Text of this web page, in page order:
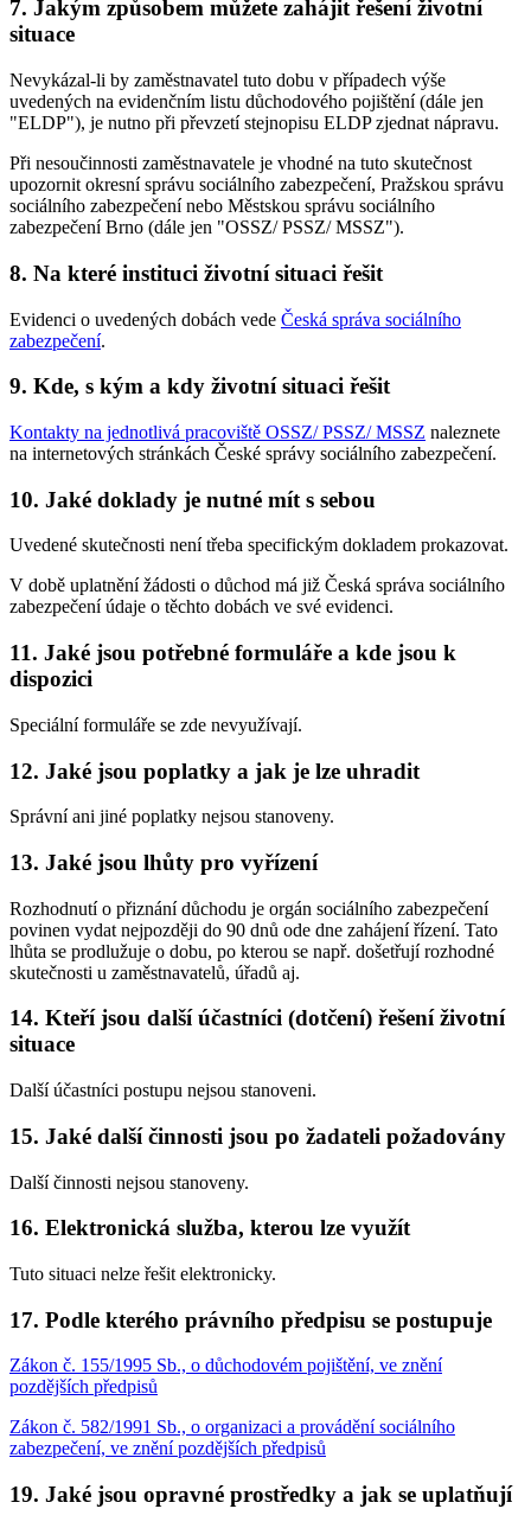
7. Jakým způsobem můžete zahájit řešení životní
situace
Nevykázal-li by zaměstnavatel tuto dobu v případech výše
uvedených na evidenčním listu důchodového pojištění (dále jen
"ELDP"), je nutno při převzetí stejnopisu ELDP zjednat nápravu.
Při nesoučinnosti zaměstnavatele je vhodné na tuto skutečnost
upozornit okresní správu sociálního zabezpečení, Pražskou správu
sociálního zabezpečení nebo Městskou správu sociálního
zabezpečení Brno (dále jen "OSSZ/ PSSZ/ MSSZ").
8. Na které instituci životní situaci řešit
Evidenci o uvedených dobách vede Česká správa sociálního
zabezpečení.
9. Kde, s kým a kdy životní situaci řešit
Kontakty na jednotlivá pracoviště OSSZ/ PSSZ/ MSSZ naleznete
na internetových stránkách České správy sociálního zabezpečení.
10. Jaké doklady je nutné mít s sebou
Uvedené skutečnosti není třeba specifickým dokladem prokazovat.
V době uplatnění žádosti o důchod má již Česká správa sociálního
zabezpečení údaje o těchto dobách ve své evidenci.
11. Jaké jsou potřebné formuláře a kde jsou k
dispozici
Speciální formuláře se zde nevyužívají.
12. Jaké jsou poplatky a jak je lze uhradit
Správní ani jiné poplatky nejsou stanoveny.
13. Jaké jsou lhůty pro vyřízení
Rozhodnutí o přiznání důchodu je orgán sociálního zabezpečení
povinen vydat nejpozději do 90 dnů ode dne zahájení řízení. Tato
lhůta se prodlužuje o dobu, po kterou se např. došetřují rozhodné
skutečnosti u zaměstnavatelů, úřadů aj.
14. Kteří jsou další účastníci (dotčení) řešení životní
situace
Další účastníci postupu nejsou stanoveni.
15. Jaké další činnosti jsou po žadateli požadovány
Další činnosti nejsou stanoveny.
16. Elektronická služba, kterou lze využít
Tuto situaci nelze řešit elektronicky.
17. Podle kterého právního předpisu se postupuje
Zákon č. 155/1995 Sb., o důchodovém pojištění, ve znění
pozdějších předpisů
Zákon č. 582/1991 Sb., o organizaci a provádění sociálního
zabezpečení, ve znění pozdějších předpisů
19. Jaké jsou opravné prostředky a jak se uplatňují